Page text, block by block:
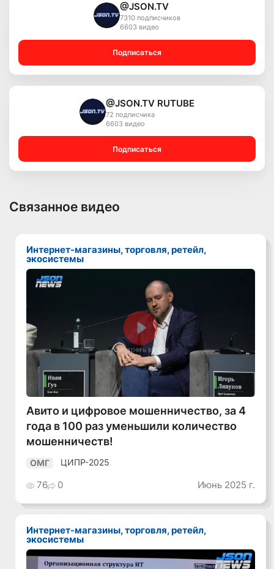
@JSON.TV
7310 подписчиков
6603 видео
Подписаться
@JSON.TV RUTUBE
72 подписчика
6603 видео
Подписаться
Связанное видео
Интернет-магазины, торговля, ретейл,
экосистемы
Смотреть видео
Авито и цифровое мошенничество, за 4
года в 100 раз уменьшили количество
мошенничеств!
ОМГ ЦИПР-2025
76 0 Июнь 2025 г.
Интернет-магазины, торговля, ретейл,
экосистемы